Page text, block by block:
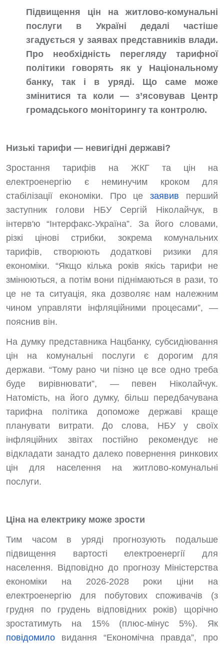
Підвищення цін на житлово-комунальні
послуги в Україні дедалі частіше
згадується у заявах представників влади.
Про необхідність перегляду тарифної
політики говорять як у Національному
банку, так і в уряді. Що саме може
змінитися та коли — з’ясовував Центр
громадського моніторингу та контролю.
Низькі тарифи — невигідні державі?
Зростання тарифів на ЖКГ та цін на
електроенергію є неминучим кроком для
стабілізації економіки. Про цезаявив перший
заступник голови НБУ Сергій Ніколайчук, в
інтерв'ю “Інтерфакс-Україна”. За його словами,
різкі цінові стрибки, зокрема комунальних
тарифів, створюють додаткові ризики для
економіки. “Якщо кілька років якісь тарифи не
змінюються, а потім вони піднімаються в рази, то
це не та ситуація, яка дозволяє нам належним
чином управляти інфляційними процесами”, —
пояснив він.
На думку представника Нацбанку, субсидіювання
цін на комунальні послуги є дорогим для
держави. “Тому рано чи пізно це все одно треба
буде вирівнювати”, — певен Ніколайчук.
Натомість, на його думку, більш передбачувана
тарифна політика допоможе державі краще
планувати витрати. До слова, НБУ у своїх
інфляційних звітах постійно рекомендує не
відкладати занадто далеко повернення ринкових
цін для населення на житлово-комунальні
послуги.
Ціна на електрику може зрости
Тим часом в уряді прогнозують подальше
підвищення вартості електроенергії для
населення. Відповідно до прогнозу Міністерства
економіки на 2026-2028 роки ціни на
електроенергію для побутових споживачів (з
грудня по грудень відповідних років) щорічно
зростатимуть на 15% (плюс-мінус 5%). Як
повідомило видання “Економічна правда”, про